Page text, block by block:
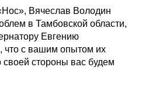
Вячеслав Володин
в Тамбовской области,
Евгению
с вашим опытом их
стороны вас будем